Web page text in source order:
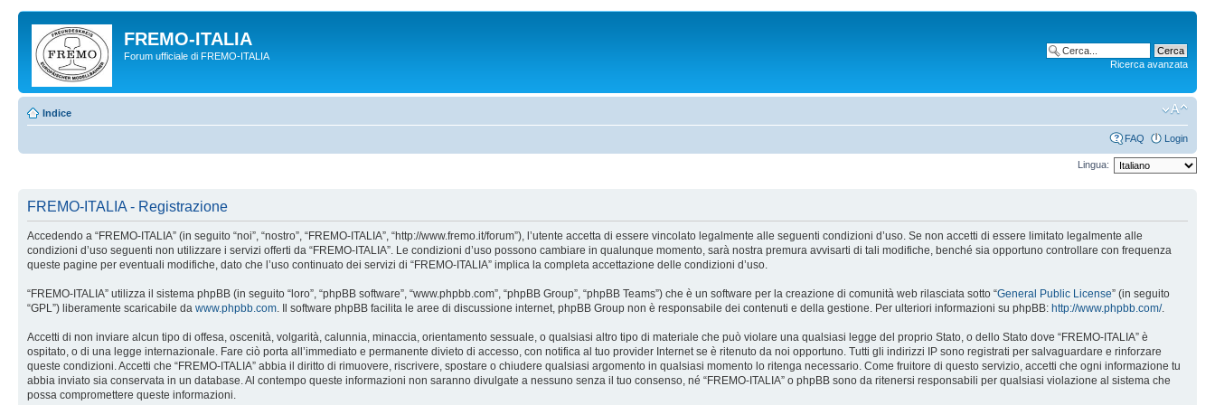
FREMO-ITALIA
Forum ufficiale di FREMO-ITALIA
Ricerca avanzata
Indice
FAQ Login
Lingua:
FREMO-ITALIA - Registrazione
Accedendo a “FREMO-ITALIA” (in seguito “noi”, “nostro”, “FREMO-ITALIA”, “http://www.fremo.it/forum”), l’utente accetta di essere vincolato legalmente alle seguenti condizioni d’uso. Se non accetti di essere limitato legalmente alle
condizioni d’uso seguenti non utilizzare i servizi offerti da “FREMO-ITALIA”. Le condizioni d’uso possono cambiare in qualunque momento, sarà nostra premura avvisarti di tali modifiche, benché sia opportuno controllare con frequenza
queste pagine per eventuali modifiche, dato che l’uso continuato dei servizi di “FREMO-ITALIA” implica la completa accettazione delle condizioni d’uso.
“FREMO-ITALIA” utilizza il sistema phpBB (in seguito “loro”, “phpBB software”, “www.phpbb.com”, “phpBB Group”, “phpBB Teams”) che è un software per la creazione di comunità web rilasciata sotto “General Public License” (in seguito
“GPL”) liberamente scaricabile da www.phpbb.com . Il software phpBB facilita le aree di discussione internet, phpBB Group non è responsabile dei contenuti e della gestione. Per ulteriori informazioni su phpBB: http://www.phpbb.com/.
Accetti di non inviare alcun tipo di offesa, oscenità, volgarità, calunnia, minaccia, orientamento sessuale, o qualsiasi altro tipo di materiale che può violare una qualsiasi legge del proprio Stato, o dello Stato dove “FREMO-ITALIA” è
ospitato, o di una legge internazionale. Fare ciò porta all’immediato e permanente divieto di accesso, con notifica al tuo provider Internet se è ritenuto da noi opportuno. Tutti gli indirizzi IP sono registrati per salvaguardare e rinforzare
queste condizioni. Accetti che “FREMO-ITALIA” abbia il diritto di rimuovere, riscrivere, spostare o chiudere qualsiasi argomento in qualsiasi momento lo ritenga necessario. Come fruitore di questo servizio, accetti che ogni informazione tu
abbia inviato sia conservata in un database. Al contempo queste informazioni non saranno divulgate a nessuno senza il tuo consenso, né “FREMO-ITALIA” o phpBB sono da ritenersi responsabili per qualsiasi violazione al sistema che
possa compromettere queste informazioni.